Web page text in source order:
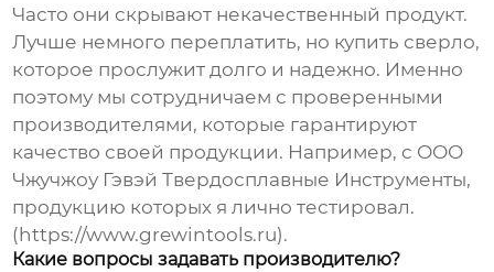
Часто они скрывают некачественный продукт.
Лучше немного переплатить, но купить сверло,
которое прослужит долго и надежно. Именно
поэтому мы сотрудничаем с проверенными
производителями, которые гарантируют
качество своей продукции. Например, с ООО
Чжучжоу Гэвэй Твердосплавные Инструменты,
продукцию которых я лично тестировал.
(https://www.grewintools.ru).
Какие вопросы задавать производителю?